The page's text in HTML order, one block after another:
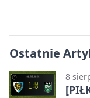
Ostatnie
8